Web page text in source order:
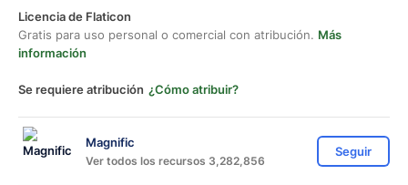
Licencia de Flaticon
Gratis para uso personal o comercial con atribución. Más
información
Se requiere atribución ¿Cómo atribuir?
Magnific
Ver todos los recursos 3,282,856
Seguir